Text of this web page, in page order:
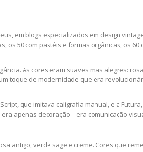
em blogs especializados em design
os 50 com pastéis e formas orgânicas, os 60
As cores eram suaves mas alegres:
toque de modernidade que era
que imitava caligrafia manual, e a
apenas decoração – era comunicação
antigo, verde sage e creme. Cores que